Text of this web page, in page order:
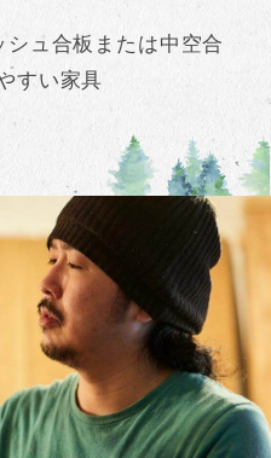
ュ合板または中空合
すい家具